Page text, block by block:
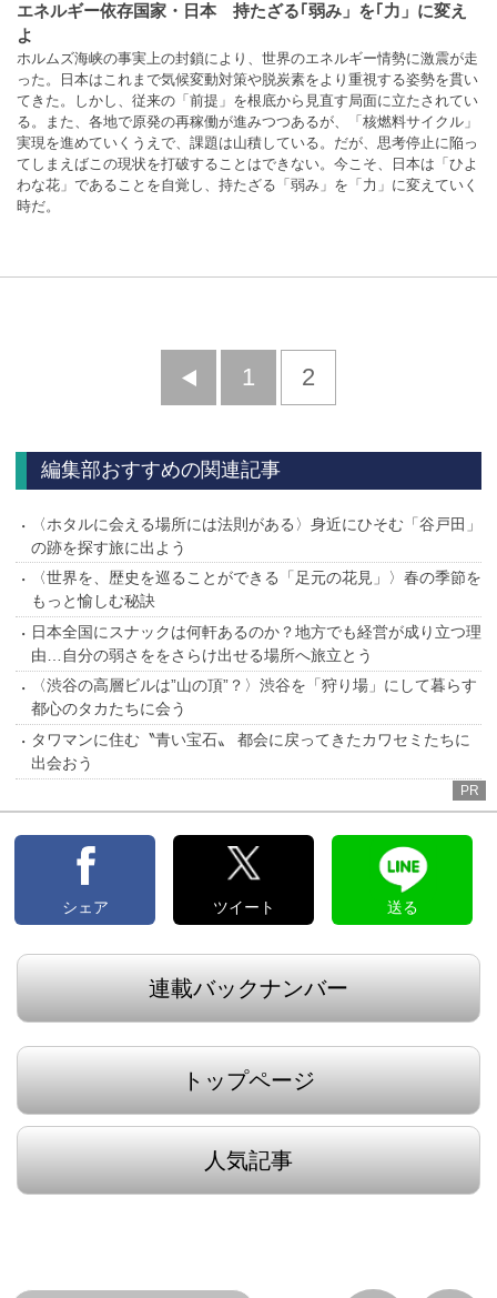
エネルギー依存国家・日本 持たざる｢弱み」を｢力」に変え
よ
ホルムズ海峡の事実上の封鎖により、世界のエネルギー情勢に激震が走
った。日本はこれまで気候変動対策や脱炭素をより重視する姿勢を貫い
てきた。しかし、従来の「前提」を根底から見直す局面に立たされてい
る。また、各地で原発の再稼働が進みつつあるが、「核燃料サイクル」
実現を進めていくうえで、課題は山積している。だが、思考停止に陥っ
てしまえばこの現状を打破することはできない。今こそ、日本は「ひよ
わな花」であることを自覚し、持たざる「弱み」を「力」に変えていく
時だ。
前
1 2
編集部おすすめの関連記事
〈ホタルに会える場所には法則がある〉身近にひそむ「谷戸田」
の跡を探す旅に出よう
〈世界を、歴史を巡ることができる「足元の花見」〉春の季節を
もっと愉しむ秘訣
日本全国にスナックは何軒あるのか？地方でも経営が成り立つ理
由…自分の弱さををさらけ出せる場所へ旅立とう
〈渋谷の高層ビルは”山の頂”？〉渋谷を「狩り場」にして暮らす
都心のタカたちに会う
タワマンに住む〝青い宝石〟 都会に戻ってきたカワセミたちに
出会おう
PR
シェア ツイート 送る
連載バックナンバー
トップページ
人気記事